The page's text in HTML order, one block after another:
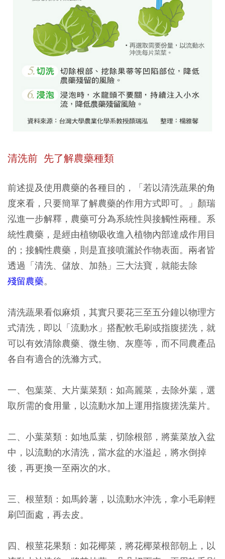
清洗前 先了解農藥種類
前述提及使用農藥的各種目的，「若以清洗蔬果的角
度來看，只要簡單了解農藥的作用方式即可。」顏瑞
泓進一步解釋，農藥可分為系統性與接觸性兩種。系
統性農藥，是經由植物吸收進入植物內部達成作用目
的；接觸性農藥，則是直接噴灑於作物表面。兩者皆
透過「清洗、儲放、加熱」三大法寶，就能去除
殘留農藥。
清洗蔬果看似麻煩，其實只要花三至五分鐘以物理方
式清洗，即以「流動水」搭配軟毛刷或指腹搓洗，就
可以有效清除農藥、微生物、灰塵等，而不同農產品
各自有適合的洗滌方式。
一、包葉菜、大片葉菜類：如高麗菜，去除外葉，選
取所需的食用量，以流動水加上運用指腹搓洗葉片。
二、小葉菜類：如地瓜葉，切除根部，將葉菜放入盆
中，以流動的水清洗，當水盆的水溢起，將水倒掉
後，再更換一至兩次的水。
三、根莖類：如馬鈴薯，以流動水沖洗，拿小毛刷輕
刷凹面處，再去皮。
四、根莖花果類：如花椰菜，將花椰菜根部朝上，以